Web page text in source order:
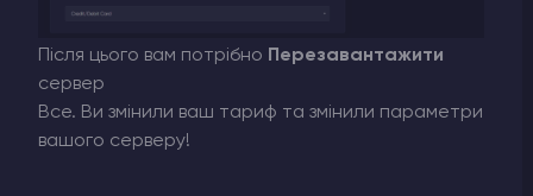
Після цього вам потрібно Перезавантажити
сервер
Все. Ви змінили ваш тариф та змінили параметри
вашого серверу!